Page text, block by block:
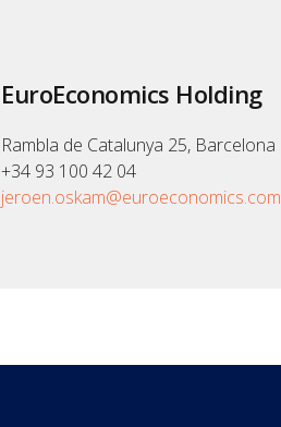
EuroEconomics Holding
Rambla de Catalunya 25, Barcelona
+34 93 100 42 04
jeroen.oskam@euroeconomics.com